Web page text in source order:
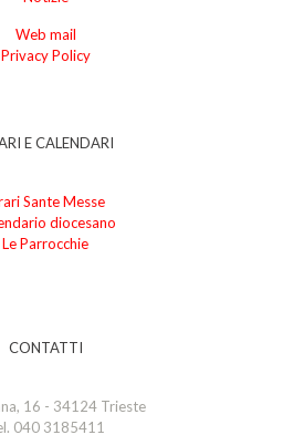
Web mail
Privacy Policy
E CALENDARI
Sante Messe
diocesano
Le Parrocchie
CONTATTI
16 - 34124 Trieste
040 3185411